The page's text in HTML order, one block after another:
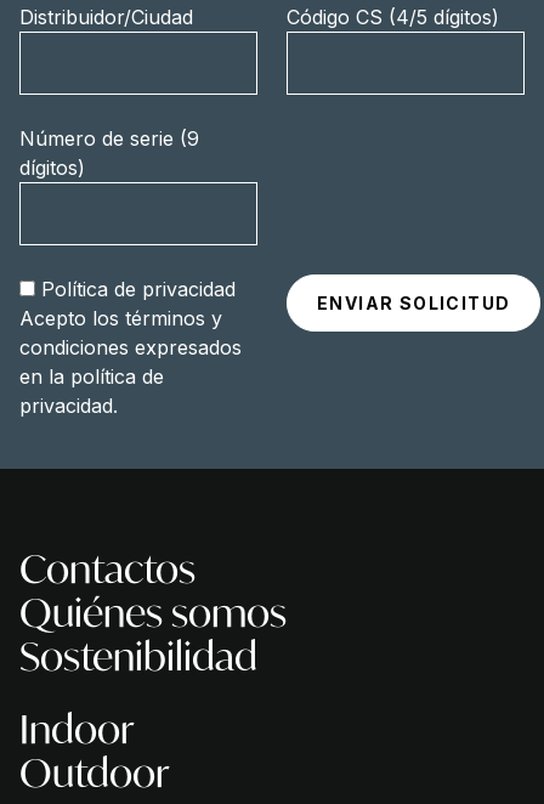
Distribuidor/Ciudad Código CS (4/5 dígitos)
Número de serie (9
dígitos)
Política de privacidad
Acepto los términos y
condiciones expresados
en la política de
privacidad.
Contactos
Quiénes somos
Sostenibilidad
Indoor
Outdoor